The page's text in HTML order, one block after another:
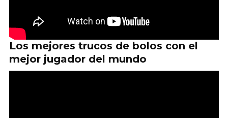
Los mejores trucos de bolos con el
mejor jugador del mundo